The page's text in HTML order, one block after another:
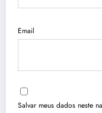
Email
Salvar meus dados neste